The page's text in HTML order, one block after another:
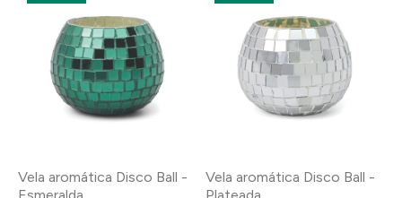
Vela aromática Disco Ball -
Vela aromática Disco Ball -